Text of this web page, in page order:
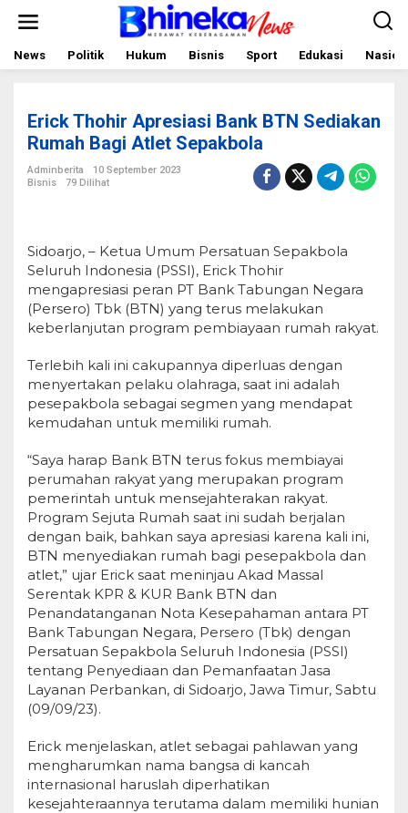
News Politik Hukum Bisnis Sport Edukasi
Erick Thohir Apresiasi Bank BTN Sediakan
Rumah Bagi Atlet Sepakbola
Adminberita
10 September 2023
Bisnis
79 Dilihat
Sidoarjo, – Ketua Umum Persatuan Sepakbola
Seluruh Indonesia (PSSI), Erick Thohir
mengapresiasi peran PT Bank Tabungan Negara
(Persero) Tbk (BTN) yang terus melakukan
keberlanjutan program pembiayaan rumah rakyat.
Terlebih kali ini cakupannya diperluas dengan
menyertakan pelaku olahraga, saat ini adalah
pesepakbola sebagai segmen yang mendapat
kemudahan untuk memiliki rumah.
“Saya harap Bank BTN terus fokus membiayai
perumahan rakyat yang merupakan program
pemerintah untuk mensejahterakan rakyat.
Program Sejuta Rumah saat ini sudah berjalan
dengan baik, bahkan saya apresiasi karena kali ini,
BTN menyediakan rumah bagi pesepakbola dan
atlet,” ujar Erick saat meninjau Akad Massal
Serentak KPR & KUR Bank BTN dan
Penandatanganan Nota Kesepahaman antara PT
Bank Tabungan Negara, Persero (Tbk) dengan
Persatuan Sepakbola Seluruh Indonesia (PSSI)
tentang Penyediaan dan Pemanfaatan Jasa
Layanan Perbankan, di Sidoarjo, Jawa Timur, Sabtu
(09/09/23).
Erick menjelaskan, atlet sebagai pahlawan yang
mengharumkan nama bangsa di kancah
internasional haruslah diperhatikan
kesejahteraannya terutama dalam memiliki hunian